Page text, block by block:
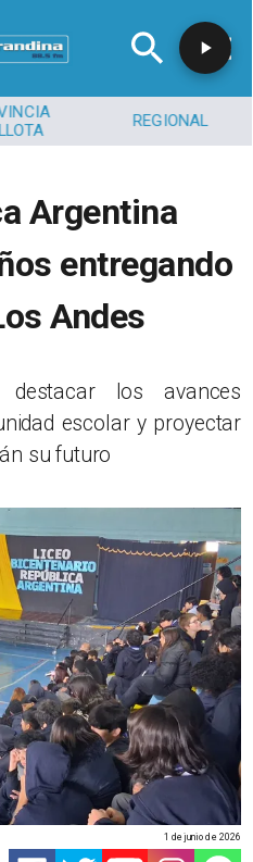
REGIONAL
Argentina
entregando
Andes
destacar los avances
escolar y proyectar
su futuro
1 de junio de 2026